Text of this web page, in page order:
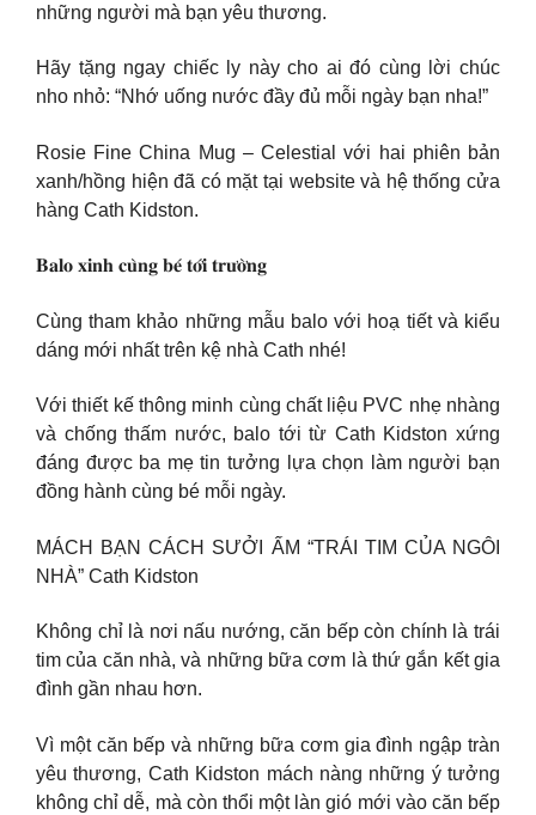
những người mà bạn yêu thương.
Hãy tặng ngay chiếc ly này cho ai đó cùng lời chúc
nho nhỏ: “Nhớ uống nước đầy đủ mỗi ngày bạn nha!”
Rosie Fine China Mug – Celestial với hai phiên bản
xanh/hồng hiện đã có mặt tại website và hệ thống cửa
hàng Cath Kidston.
𝐁𝐚𝐥𝐨 𝐱𝐢𝐧𝐡 𝐜𝐮̀𝐧𝐠 𝐛𝐞́ 𝐭𝐨̛́𝐢 𝐭𝐫𝐮̛𝐨̛̀𝐧𝐠
Cùng tham khảo những mẫu balo với hoạ tiết và kiểu
dáng mới nhất trên kệ nhà Cath nhé!
Với thiết kế thông minh cùng chất liệu PVC nhẹ nhàng
và chống thấm nước, balo tới từ Cath Kidston xứng
đáng được ba mẹ tin tưởng lựa chọn làm người bạn
đồng hành cùng bé mỗi ngày.
MÁCH BẠN CÁCH SƯỞI ẤM “TRÁI TIM CỦA NGÔI
NHÀ” Cath Kidston
Không chỉ là nơi nấu nướng, căn bếp còn chính là trái
tim của căn nhà, và những bữa cơm là thứ gắn kết gia
đình gần nhau hơn.
Vì một căn bếp và những bữa cơm gia đình ngập tràn
yêu thương, Cath Kidston mách nàng những ý tưởng
không chỉ dễ, mà còn thổi một làn gió mới vào căn bếp